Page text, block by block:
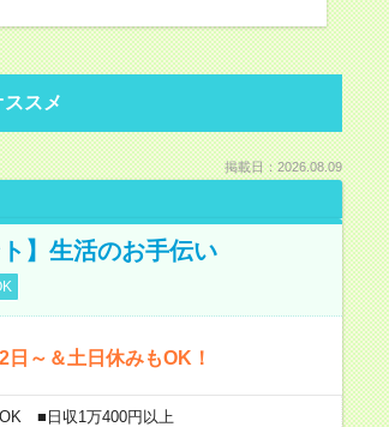
スメ
掲載日：2026.08.09
】生活のお手伝い
～＆土日休みもOK！
■日収1万400円以上